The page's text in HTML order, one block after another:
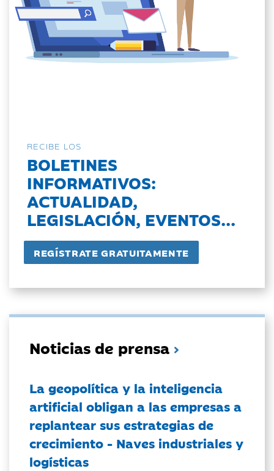
RECIBE LOS
BOLETINES
INFORMATIVOS:
ACTUALIDAD,
LEGISLACIÓN, EVENTOS...
Noticias de prensa
La geopolítica y la inteligencia
artificial obligan a las empresas a
replantear sus estrategias de
crecimiento - Naves industriales y
logísticas